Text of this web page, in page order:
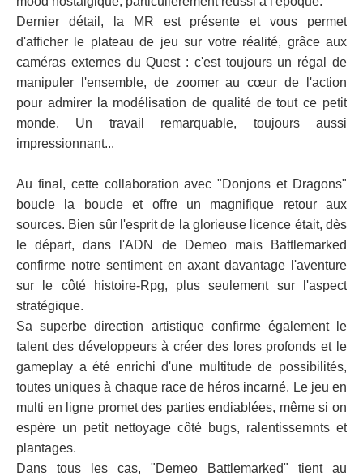
Dernier détail, la MR est présente et vous permet
d'afficher le plateau de jeu sur votre réalité, grâce aux
caméras externes du Quest : c'est toujours un régal de
manipuler l'ensemble, de zoomer au cœur de l'action
pour admirer la modélisation de qualité de tout ce petit
monde. Un travail remarquable, toujours aussi
impressionnant...
Au final, cette collaboration avec "Donjons et Dragons"
boucle la boucle et offre un magnifique retour aux
sources. Bien sûr l'esprit de la glorieuse licence était, dès
le départ, dans l'ADN de Demeo mais Battlemarked
confirme notre sentiment en axant davantage l'aventure
sur le côté histoire-Rpg, plus seulement sur l'aspect
stratégique.
Sa superbe direction artistique confirme également le
talent des développeurs à créer des lores profonds et le
gameplay a été enrichi d'une multitude de possibilités,
toutes uniques à chaque race de héros incarné. Le jeu en
multi en ligne promet des parties endiablées, même si on
espère un petit nettoyage côté bugs, ralentissemnts et
plantages.
Dans tous les cas, "Demeo Battlemarked" tient au